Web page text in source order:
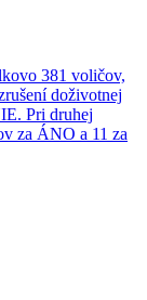
381 voličov,
doživotnej
Pri druhej
za ÁNO a 11 za